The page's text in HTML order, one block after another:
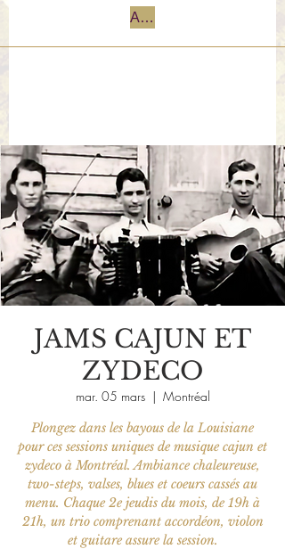
Accueil
JAMS CAJUN ET
ZYDECO
mar. 05 mars
  |
Montréal
Plongez dans les bayous de la Louisiane
pour ces sessions uniques de musique cajun et
zydeco à Montréal. Ambiance chaleureuse,
two-steps, valses, blues et coeurs cassés au
menu. Chaque 2e jeudis du mois, de 19h à
21h, un trio comprenant accordéon, violon
et guitare assure la session.